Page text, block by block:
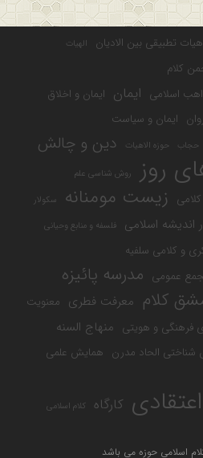
تطبیقی بین الادیان الهیات
کلام
اسلامی ایمان ایمان و اخلاق
ایمان و سیاست
حجاب حوزه الاهیات دین و چالش
روز روش شناسی علم
زیست مومنانه سکولار
اندیشه اسلامی فلسفه و منابع وحیانی
و کلامی سلفیه
عمومی مدرسه پائیزه
کلام معرفت فطری معنویت
فرهنگی و هویتی منهاج السنه
الحاد مدرن همایش علمی
کارگاه کلام اسلامی
اسلامی حوزه می باشد